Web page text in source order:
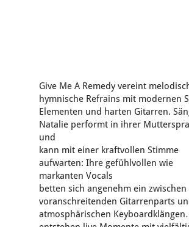
Give Me A Remedy vereint
hymnische Refrains mit modernen
Elementen und harten Gitarren.
Natalie performt in ihrer
und
kann mit einer kraftvollen Stimme
aufwarten: Ihre gefühlvollen wie
markanten Vocals
betten sich angenehm ein zwischen
voranschreitenden Gitarrenparts
atmosphärischen